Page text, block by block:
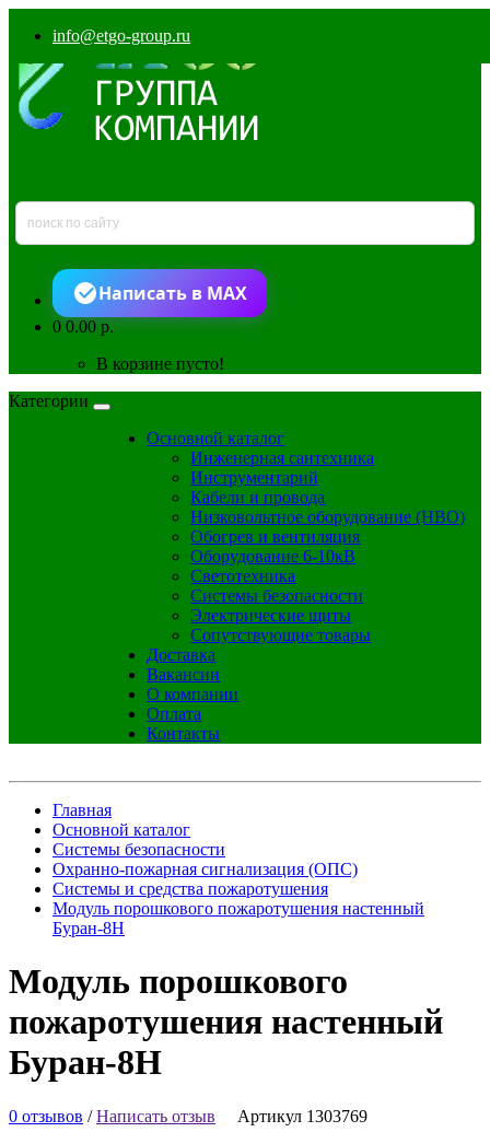
info@etgo-group.ru
Написать в MAX
00.00 р.
В корзине пусто!
Категории
Основной каталог
Инженерная сантехника
Инструментарий
Кабели и провода
Низковольтное оборудование (НВО)
Обогрев и вентиляция
Оборудование 6-10кВ
Светотехника
Системы безопасности
Электрические щиты
Сопутствующие товары
Доставка
Вакансии
О компании
Оплата
Контакты
Главная
Основной каталог
Системы безопасности
Охранно-пожарная сигнализация (ОПС)
Системы и средства пожаротушения
Модуль порошкового пожаротушения настенный
Буран-8Н
Модуль порошкового
пожаротушения настенный
Буран-8Н
0 отзывов /Написать отзыв Артикул 1303769